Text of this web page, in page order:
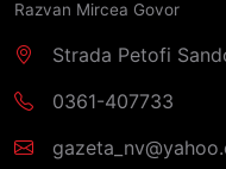
Razvan Mircea Govor
Strada Petofi
0361-407733